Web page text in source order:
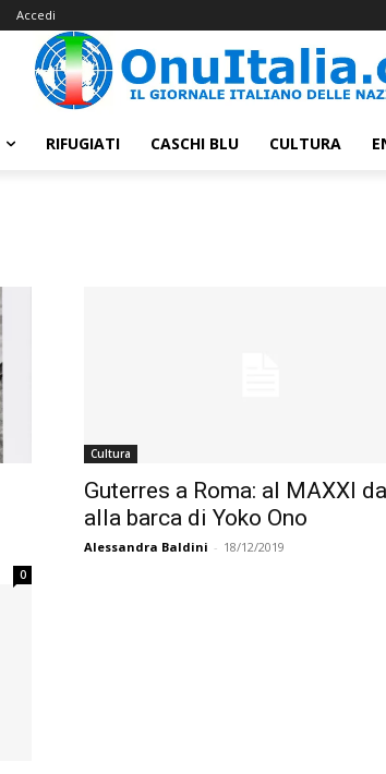
Accedi
RIFUGIATI CASCHI BLU CULTURA
0
Cultura
Guterres a Roma: al MAXXI
alla barca di Yoko Ono
Alessandra Baldini - 18/12/2019